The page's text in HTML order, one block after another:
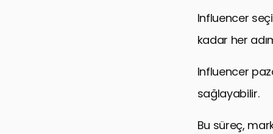
Influencer
kadar her
Influencer
sağlayabilir.
Bu süreç,